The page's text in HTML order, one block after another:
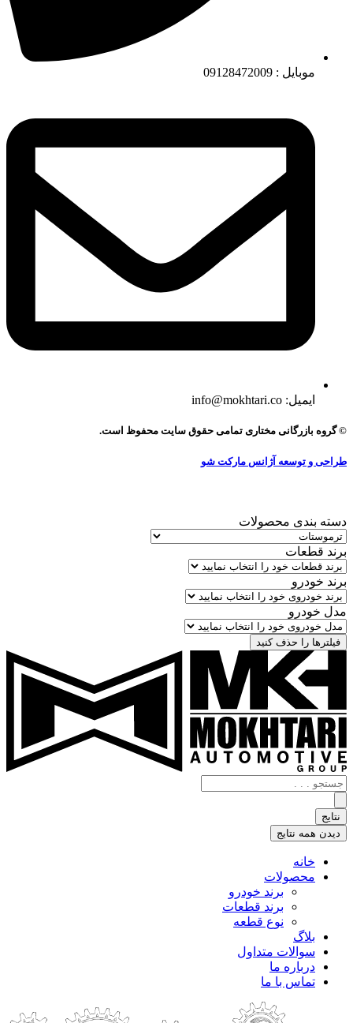
موبایل : 09128472009
ایمیل: info@mokhtari.co
© گروه بازرگانی مختاری تمامی حقوق سایت محفوظ است.
طراحی و توسعه آژانس مارکت شو
دسته بندی محصولات
برند قطعات
برند خودرو
مدل خودرو
فیلترها را حذف کنید
جستجو
.
.
.
نتایج
دیدن همه نتایج
خانه
محصولات
برند خودرو
برند قطعات
نوع قطعه
بلاگ
سوالات متداول
درباره ما
تماس با ما